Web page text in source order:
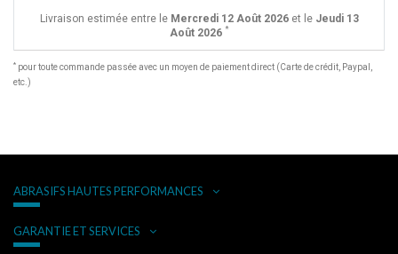
Livraison estimée entre le Mercredi 12 Août 2026et le Jeudi 13
Août 2026 *
* pour toute commande passée avec un moyen de paiement direct (Carte de crédit, Paypal,
etc.)
ABRASIFS HAUTES PERFORMANCES
GARANTIE ET SERVICES